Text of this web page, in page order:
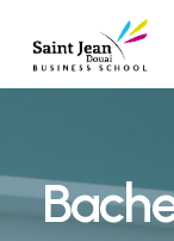
main
content